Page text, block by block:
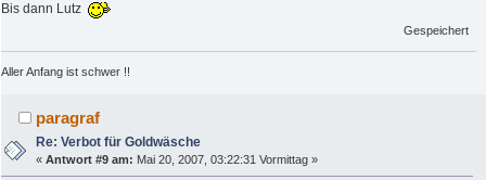
Bis dann Lutz
Gespeichert
Aller Anfang ist schwer !!
paragraf
Re: Verbot für Goldwäsche
«Antwort #9 am: Mai 20, 2007, 03:22:31 Vormittag »